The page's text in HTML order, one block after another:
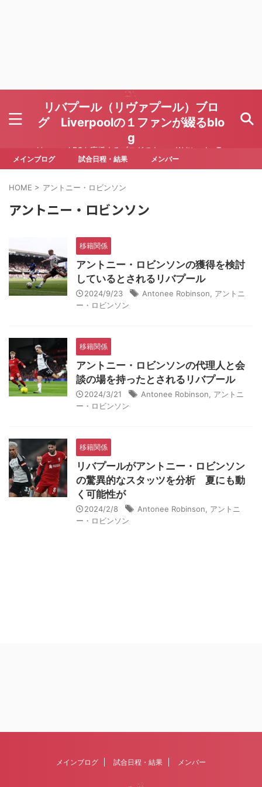
リバプール（リヴァプール）ブロ
グ Liverpoolの１ファンが綴るblo
g
Liverpool FCを応援するブログです Written by To
ru Yoda
メインブログ 試合日程・結果 メンバー
HOME > アントニー・ロビンソン
アントニー・ロビンソン
移籍関係
アントニー・ロビンソンの獲得を検討
しているとされるリバプール
2024/9/23 Antonee Robinson
アントニ
ー・ロビンソン
移籍関係
アントニー・ロビンソンの代理人と会
談の場を持ったとされるリバプール
2024/3/21 Antonee Robinson
アントニ
ー・ロビンソン
移籍関係
リバプールがアントニー・ロビンソン
の驚異的なスタッツを分析 夏にも動
く可能性が
2024/2/8 Antonee Robinson
アントニ
ー・ロビンソン
メインブログ 試合日程・結果 メンバー